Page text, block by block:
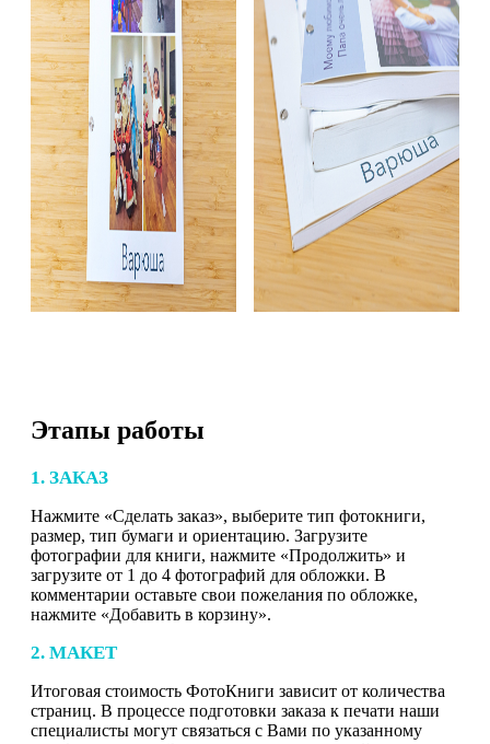
Этапы работы
1. ЗАКАЗ
Нажмите «Сделать заказ», выберите тип фотокниги,
размер, тип бумаги и ориентацию. Загрузите
фотографии для книги, нажмите «Продолжить» и
загрузите от 1 до 4 фотографий для обложки. В
комментарии оставьте свои пожелания по обложке,
нажмите «Добавить в корзину».
2. МАКЕТ
Итоговая стоимость ФотоКниги зависит от количества
страниц. В процессе подготовки заказа к печати наши
специалисты могут связаться с Вами по указанному